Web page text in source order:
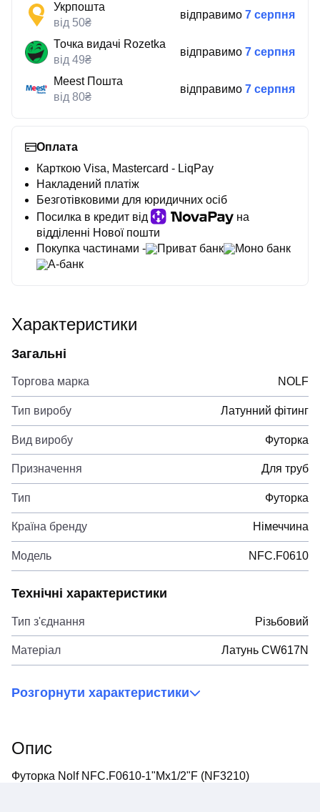
Укрпошта
від 50₴
відправимо 7 серпня
Точка видачі Rozetka
від 49₴
відправимо 7 серпня
Meest Пошта
від 80₴
відправимо 7 серпня
Оплата
Карткою Visa, Mastercard - LiqPay
Накладений платіж
Безготівковими для юридичних осіб
Посилка в кредит від
на
відділенні Нової пошти
Покупка частинами -
Приват банк
Моно банк
А-банк
Характеристики
Загальні
Торгова марка NOLF
Тип виробу Латунний фітинг
Вид виробу Футорка
Призначення Для труб
Тип Футорка
Країна бренду Німеччина
Модель NFC.F0610
Технічні характеристики
Тип з'єднання Різьбовий
Матеріал Латунь CW617N
Розгорнути характеристики
Опис
Футорка Nolf NFC.F0610-1"Mx1/2"F (NF3210)